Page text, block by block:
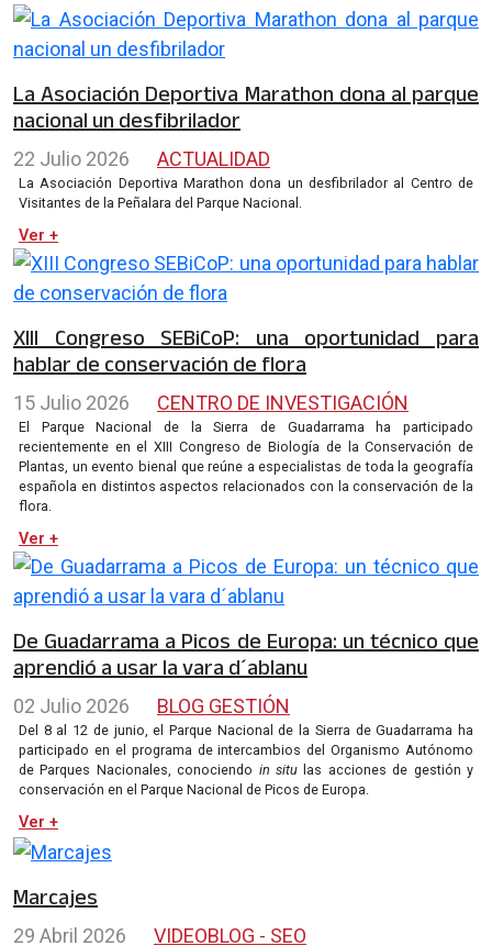
La Asociación Deportiva Marathon dona al parque
nacional un desfibrilador
22 Julio 2026 ACTUALIDAD
La Asociación Deportiva Marathon dona un desfibrilador al Centro de
Visitantes de la Peñalara del Parque Nacional.
Ver +
XIII Congreso SEBiCoP: una oportunidad para
hablar de conservación de flora
15 Julio 2026 CENTRO DE INVESTIGACIÓN
El Parque Nacional de la Sierra de Guadarrama ha participado
recientemente en el XIII Congreso de Biología de la Conservación de
Plantas, un evento bienal que reúne a especialistas de toda la geografía
española en distintos aspectos relacionados con la conservación de la
flora.
Ver +
De Guadarrama a Picos de Europa: un técnico que
aprendió a usar la vara d´ablanu
02 Julio 2026 BLOG GESTIÓN
Del 8 al 12 de junio, el Parque Nacional de la Sierra de Guadarrama ha
participado en el programa de intercambios del Organismo Autónomo
de Parques Nacionales, conociendo in situ las acciones de gestión y
conservación en el Parque Nacional de Picos de Europa.
Ver +
Marcajes
29 Abril 2026 VIDEOBLOG - SEO